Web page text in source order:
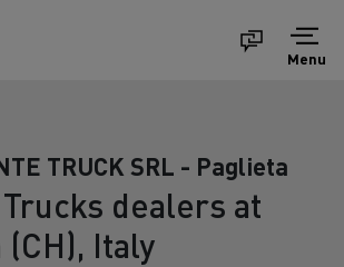
Menu
TRUCK SRL - Paglieta
dealers at
Italy